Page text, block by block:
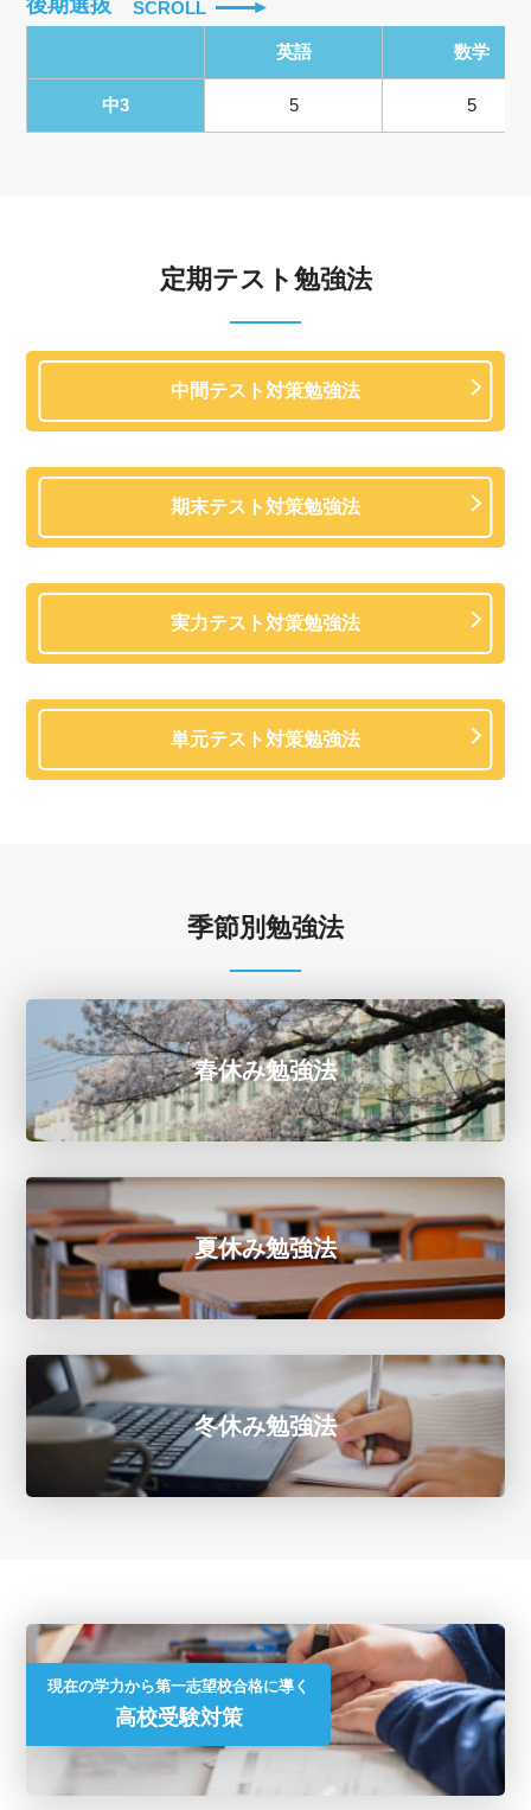
SCROLL
英語 数学
中3 5 5
定期テスト勉強法
中間テスト対策勉強法
期末テスト対策勉強法
実力テスト対策勉強法
単元テスト対策勉強法
季節別勉強法
春休み勉強法
夏休み勉強法
冬休み勉強法
現在の学力から第一志望校合格に導く
高校受験対策